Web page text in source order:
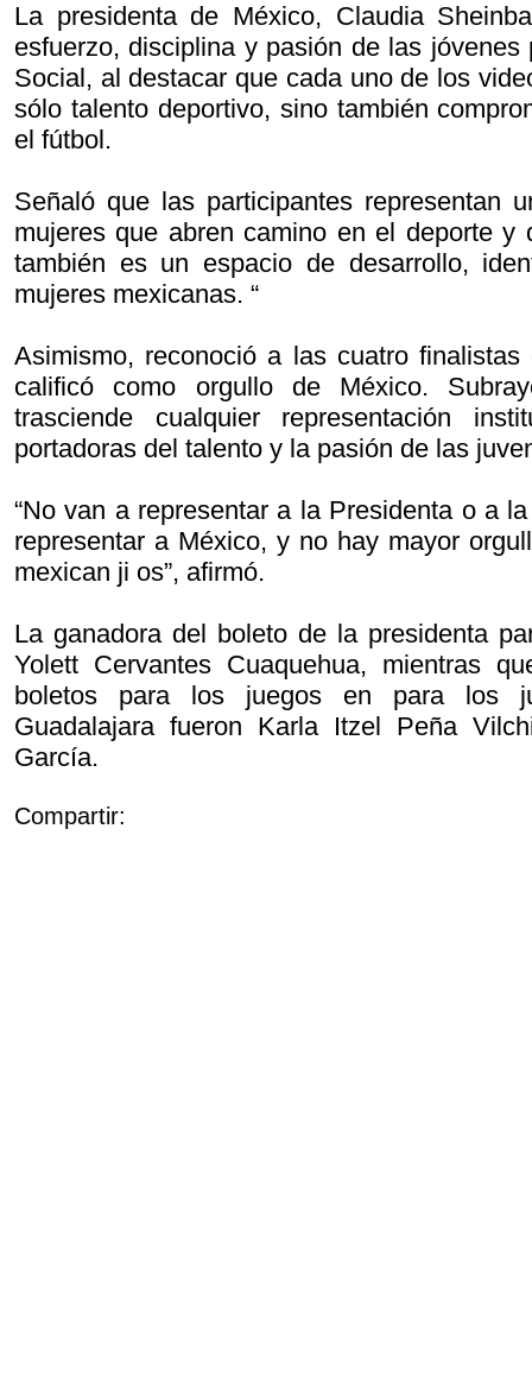
La presidenta de México, Claudia
esfuerzo, disciplina y pasión de las jóvenes
Social, al destacar que cada uno de los
sólo talento deportivo, sino también
el fútbol.
Señaló que las participantes representan
mujeres que abren camino en el deporte y
también es un espacio de desarrollo,
mujeres mexicanas. “
Asimismo, reconoció a las cuatro
calificó como orgullo de México.
trasciende cualquier representación
portadoras del talento y la pasión de las
“No van a representar a la Presidenta o a
representar a México, y no hay mayor
mexican ji os”, afirmó.
La ganadora del boleto de la presidenta
Yolett Cervantes Cuaquehua, mientras
boletos para los juegos en para los
Guadalajara fueron Karla Itzel Peña
García.
Compartir: